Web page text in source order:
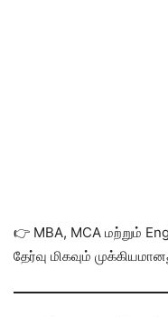
👉 MBA, MCA மற்றும்
தேர்வு மிகவும்